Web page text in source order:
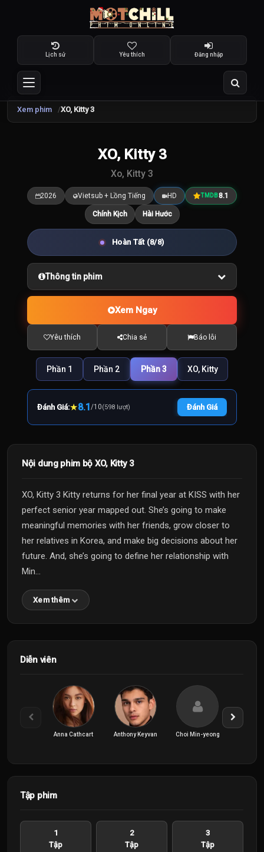
Lịch sử Yêu thích Đăng nhập
Xem phim XO, Kitty 3
XO, Kitty 3
Xo, Kitty 3
2026 Vietsub + Lồng Tiếng HD TMDB8.1
Chính Kịch Hài Hước
Hoàn Tất (8/8)
Thông tin phim
Xem Ngay
Yêu thích Chia sẻ Báo lỗi
Phần 1 Phần 2 Phần 3 XO, Kitty
Đánh Giá:★8.1/10(598 lượt) Đánh Giá
Nội dung phim bộ XO, Kitty 3
XO, Kitty 3 Kitty returns for her final year at KISS with her
perfect senior year mapped out. She’s going to make
meaningful memories with her friends, grow closer to
her relatives in Korea, and make big decisions about her
future. And, she’s going to define her relationship with
Min...
Xem thêm
Diễn viên
Anna Cathcart Anthony Keyvan Choi Min-yeong
Tập phim
1
Tập
2
Tập
3
Tập